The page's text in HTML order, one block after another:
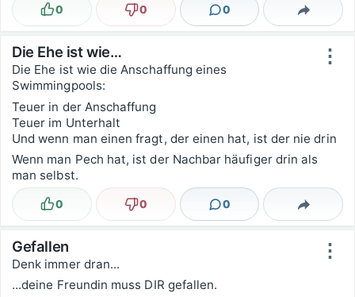
Lustig
0 Nicht lustig
0 0
Kommentare Teilen
⋮
Die Ehe ist wie…
Die Ehe ist wie die Anschaffung eines
Swimmingpools:
Teuer in der Anschaffung
Teuer im Unterhalt
Und wenn man einen fragt, der einen hat, ist der nie drin
Wenn man Pech hat, ist der Nachbar häufiger drin als
man selbst.
Lustig
0 Nicht lustig
0 0
Kommentare Teilen
⋮
Gefallen
Denk immer dran...
...deine Freundin muss DIR gefallen.